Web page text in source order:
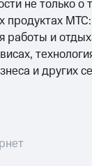
не только о
продуктах
работы и
и других